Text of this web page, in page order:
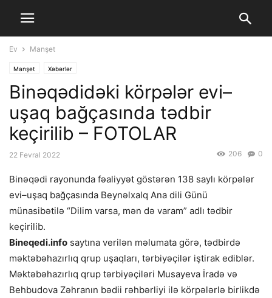
Ev Manşet
Manşet Xəbərlər
Binəqədidəki körpələr evi–
uşaq bağçasında tədbir
keçirilib – FOTOLAR
22 Fevral 2022 0
206
Binəqədi rayonunda fəaliyyət göstərən 138 saylı körpələr
evi–uşaq bağçasında Beynəlxalq Ana dili Günü
münasibətilə “Dilim varsa, mən də varam” adlı tədbir
keçirilib.
Bineqedi.info saytına verilən məlumata görə, tədbirdə
məktəbəhazırlıq qrup uşaqları, tərbiyəçilər iştirak ediblər.
Məktəbəhazırlıq qrup tərbiyəçiləri Musayeva İradə və
Behbudova Zəhranın bədii rəhbərliyi ilə körpələrlə birlikdə